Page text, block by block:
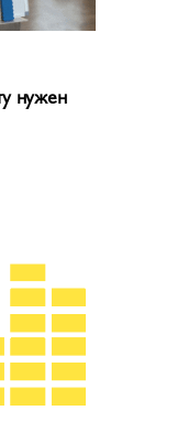
нужен